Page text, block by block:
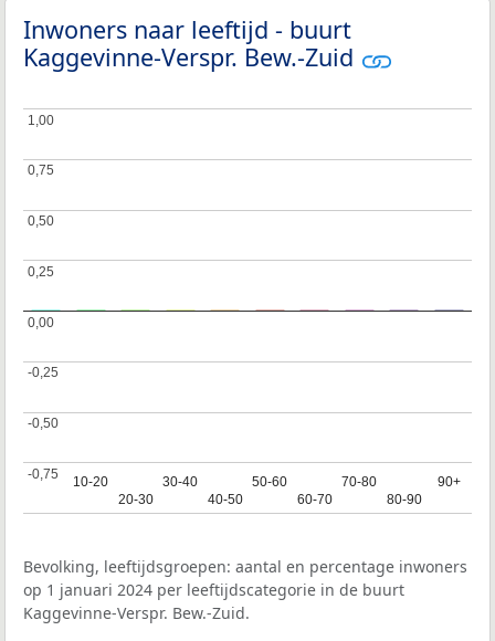
Inwoners naar leeftijd - buurt
Kaggevinne-Verspr. Bew.-Zuid
10-20
10-20
20-30
20-30
30-40
30-40
40-50
40-50
50-60
50-60
60-70
60-70
70-80
70-80
80-90
80-90
90+
90+
-0,75
-0,75
-0,50
-0,50
-0,25
-0,25
0,00
0,00
0,25
0,25
0,50
0,50
0,75
0,75
1,00
1,00
Bevolking, leeftijdsgroepen: aantal en percentage inwoners
op 1 januari 2024 per leeftijdscategorie in de buurt
Kaggevinne-Verspr. Bew.-Zuid.